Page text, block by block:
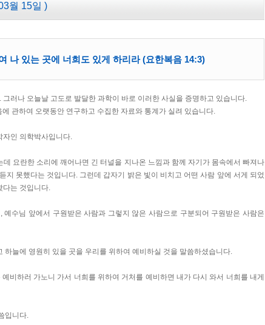
월 15일 )
나 있는 곳에 너희도 있게 하리라 (요한복음 14:3)
러나 오늘날 고도로 발달한 과학이 바로 이러한 사실을 증명하고 있습니다.
관하여 오랫동안 연구하고 수집한 자료와 통계가 실려 있습니다.
자인 의학박사입니다.
요란한 소리에 깨어나면 긴 터널을 지나온 느낌과 함께 자기가 몸속에서 빠져나
못했다는 것입니다. 그런데 갑자기 밝은 빛이 비치고 어떤 사람 앞에 서게 되었
다는 것입니다.
수님 앞에서 구원받은 사람과 그렇지 않은 사람으로 구분되어 구원받은 사람은
늘에 영원히 있을 곳을 우리를 위하여 예비하실 것을 말씀하셨습니다.
비하러 가노니 가서 너희를 위하여 거처를 예비하면 내가 다시 와서 너희를 내게
입니다.